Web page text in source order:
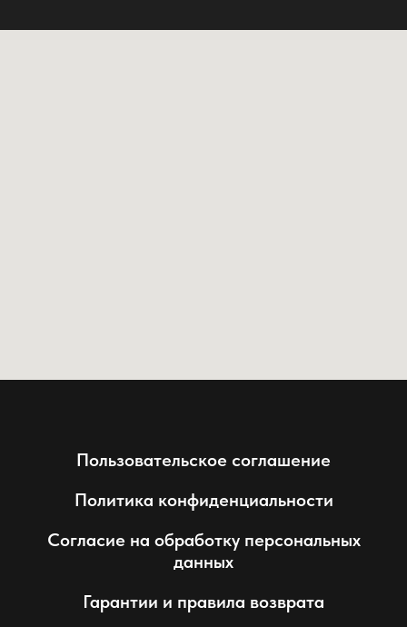
Пользовательское соглашение
Политика конфиденциальности
Согласие на обработку персональных
данных
Гарантии и правила возврата